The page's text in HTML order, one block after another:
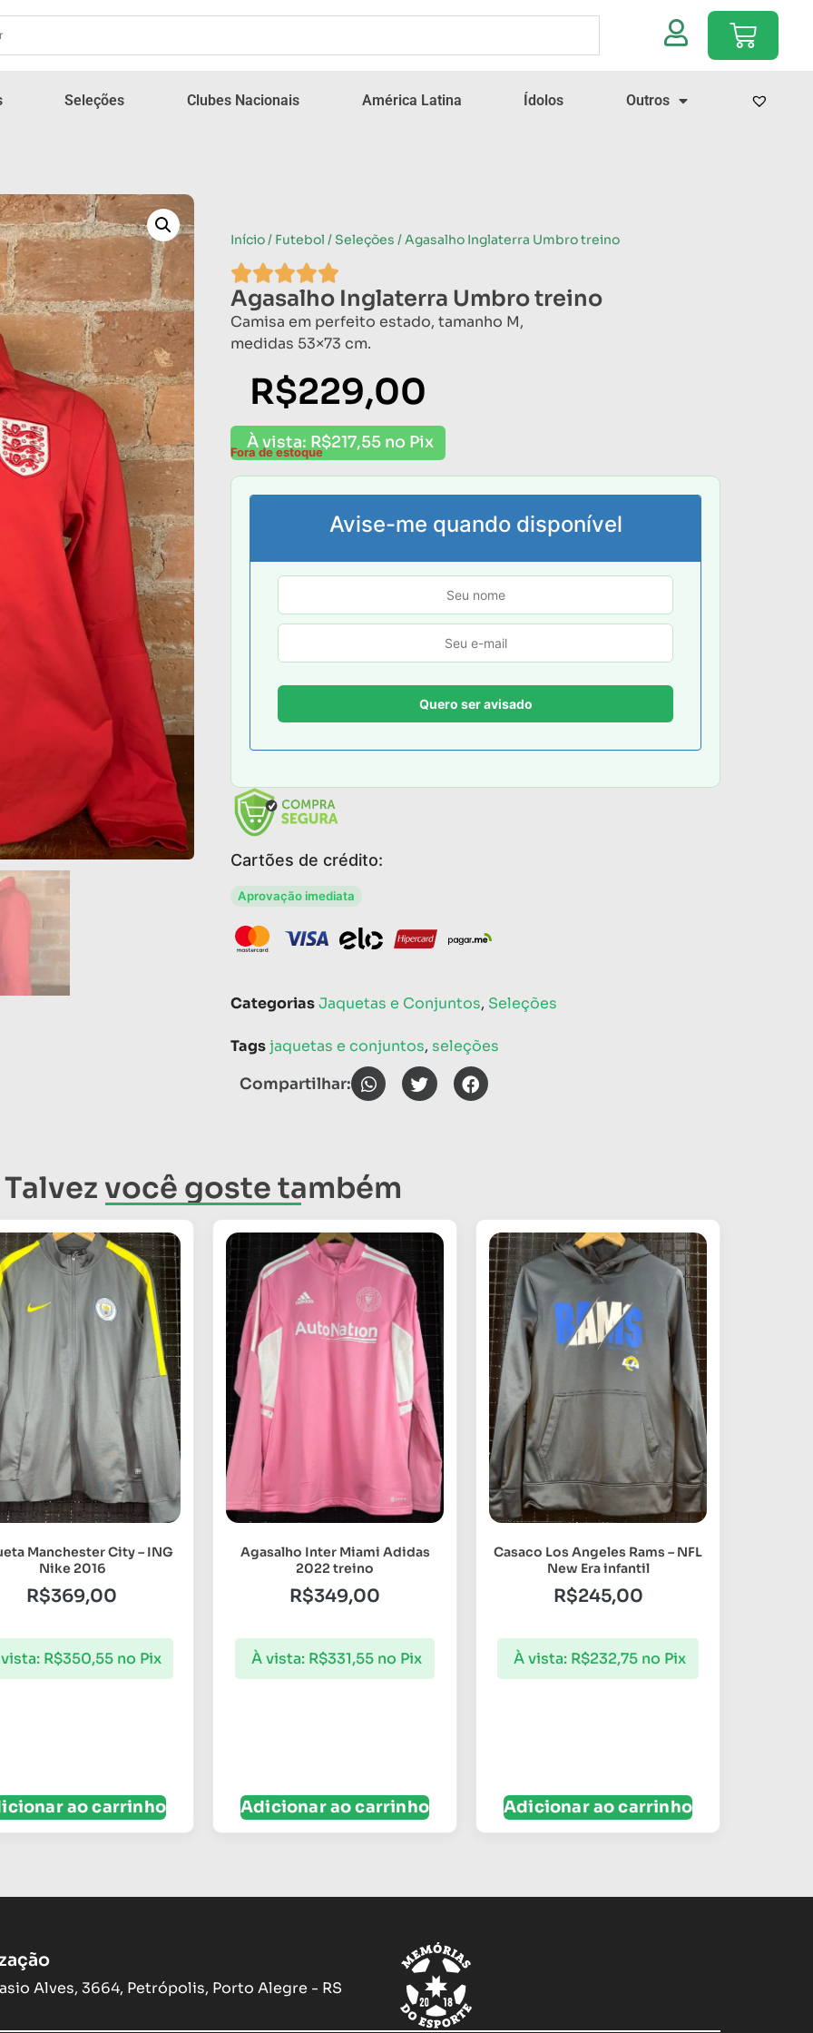
Seleções Clubes Nacionais América Latina Ídolos Outros
Início/ Futebol /Seleções / Agasalho Inglaterra Umbro treino
Agasalho Inglaterra Umbro treino
Camisa em perfeito estado, tamanho M,
medidas 53×73 cm.
R$229,00
À vista: R$217,55 no Pix
Fora de estoque
Avise-me quando disponível
Cartões de crédito:
Aprovação imediata
CategoriasJaquetas e Conjuntos, Seleções
Tagsjaquetas e conjuntos, seleções
Compartilhar:
Talvez você goste também
Manchester City – ING
Nike 2016
R$369,00
R$350,55 no Pix
ao carrinho
Agasalho Inter Miami Adidas
2022 treino
R$349,00
À vista: R$331,55 no Pix
Adicionar ao carrinho
Casaco Los Angeles Rams – NFL
New Era infantil
R$245,00
À vista: R$232,75 no Pix
Adicionar ao carrinho
Alves, 3664, Petrópolis, Porto Alegre - RS